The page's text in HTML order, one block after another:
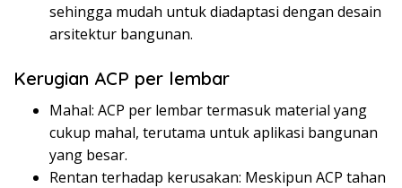
sehingga mudah untuk diadaptasi dengan desain
arsitektur bangunan.
Kerugian ACP per lembar
Mahal: ACP per lembar termasuk material yang
cukup mahal, terutama untuk aplikasi bangunan
yang besar.
Rentan terhadap kerusakan: Meskipun ACP tahan